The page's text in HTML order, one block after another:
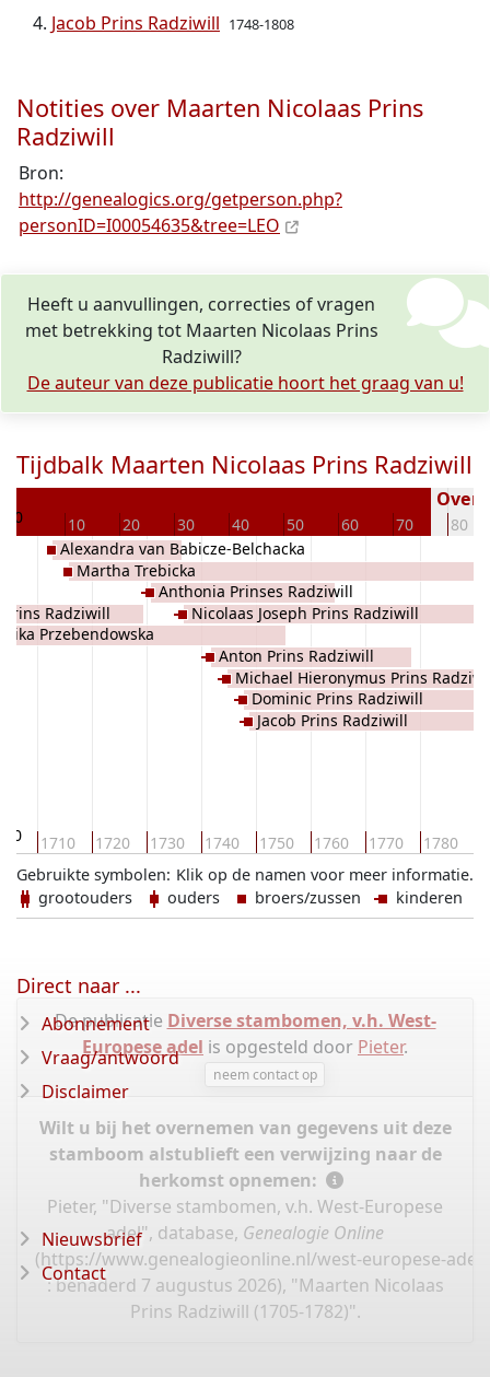
Jacob Prins Radziwill 1748-1808
Notities over Maarten Nicolaas Prins
Radziwill
Bron:
http://genealogics.org/getperson.php?
personID=I00054635&tree=LEO
Heeft u aanvullingen, correcties of vragen
met betrekking tot Maarten Nicolaas Prins
Radziwill?
De auteur van deze publicatie hoort het graag van u!
Tijdbalk Maarten Nicolaas Prins Radziwill
0 10 20 30 40 50 60 70 80
1710 1720 1730 1740 1750 1760 1770 1780
Radziwill
Przebendowska
Alexandra van Babicze-Belchacka
Martha Trebicka
Anthonia Prinses Radziwill
Nicolaas Joseph Prins Radziwill
Anton Prins Radziwill
Michael Hieronymus Prins
Dominic Prins Radziwill
Jacob Prins Radziwill
Klik op de namen voor meer informatie.
Gebruikte symbolen:
grootouders
ouders broers/zussen kinderen
De publicatie Diverse stambomen, v.h. West-
Europese adel is opgesteld door Pieter.
neem contact op
Wilt u bij het overnemen van gegevens uit deze
stamboom alstublieft een verwijzing naar de
herkomst opnemen:
Pieter, "Diverse stambomen, v.h. West-Europese
adel", database, Genealogie Online
(https://www.genealogieonline.nl/west-europese-
: benaderd 7 augustus 2026), "Maarten Nicolaas
Prins Radziwill (1705-1782)".
Direct naar ...
Abonnement
Vraag/antwoord
Disclaimer
Nieuwsbrief
Contact